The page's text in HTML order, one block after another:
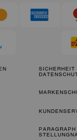
SICHERHEIT